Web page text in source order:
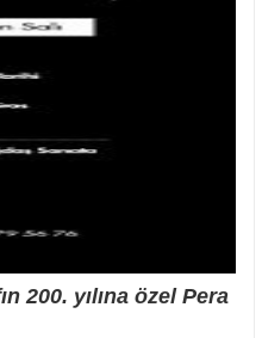
200. yılına özel Pera